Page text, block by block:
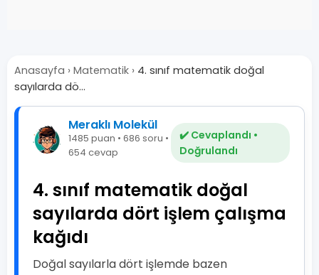
Anasayfa › Matematik › 4. sınıf matematik doğal
sayılarda dö...
Meraklı Molekül
1485 puan • 686 soru •
654 cevap
✔️ Cevaplandı •
Doğrulandı
4. sınıf matematik doğal
sayılarda dört işlem çalışma
kağıdı
Doğal sayılarla dört işlemde bazen